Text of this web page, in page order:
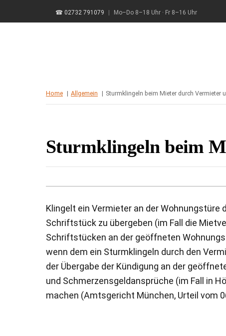
to
☎ 02732 791079 Mo–Do 8–18 Uhr · Fr 8–16 Uhr
Home Allgemein Sturmklingeln beim Mieter durch Vermieter
Sturmklingeln beim
Klingelt ein Vermieter an der
Schriftstück zu übergeben (im Fall die
Schriftstücken an der geöffneten
wenn dem ein Sturmklingeln durch den
der Übergabe der Kündigung an der
und Schmerzensgeldansprüche (im Fall in
machen (Amtsgericht München, Urteil vom